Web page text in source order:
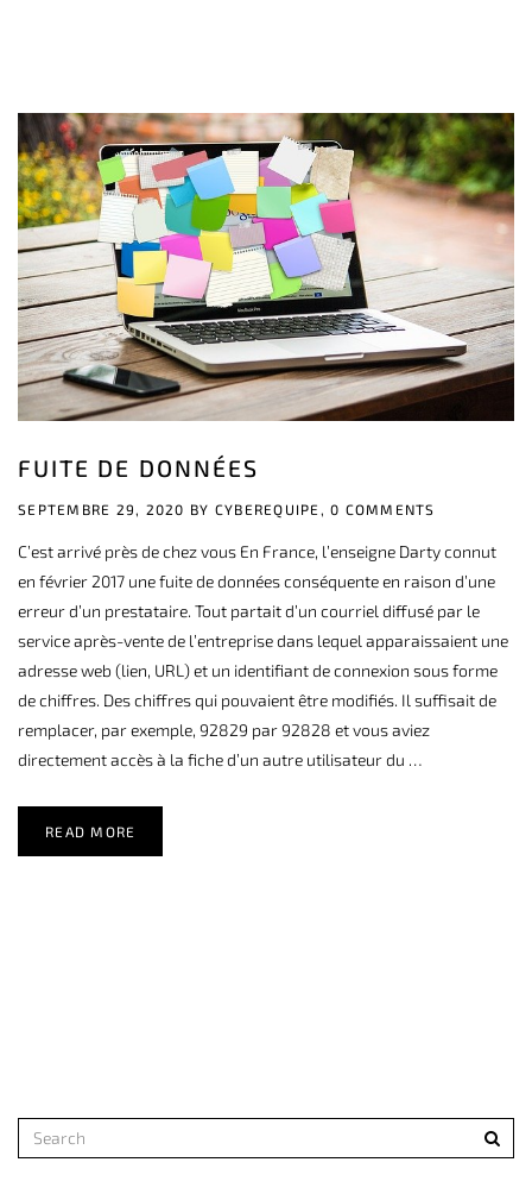
FUITE DE DONNÉES
SEPTEMBRE 29, 2020 BY CYBEREQUIPE, 0 COMMENTS
C’est arrivé près de chez vous En France, l’enseigne Darty connut
en février 2017 une fuite de données conséquente en raison d’une
erreur d’un prestataire. Tout partait d’un courriel diffusé par le
service après-vente de l’entreprise dans lequel apparaissaient une
adresse web (lien, URL) et un identifiant de connexion sous forme
de chiffres. Des chiffres qui pouvaient être modifiés. Il suffisait de
remplacer, par exemple, 92829 par 92828 et vous aviez
directement accès à la fiche d’un autre utilisateur du …
READ MORE